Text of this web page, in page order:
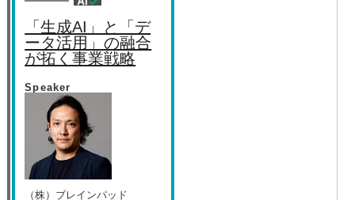
「生成AI」と「デ
ータ活用」の融合
が拓く事業戦略
Speaker
（株）ブレインパッド